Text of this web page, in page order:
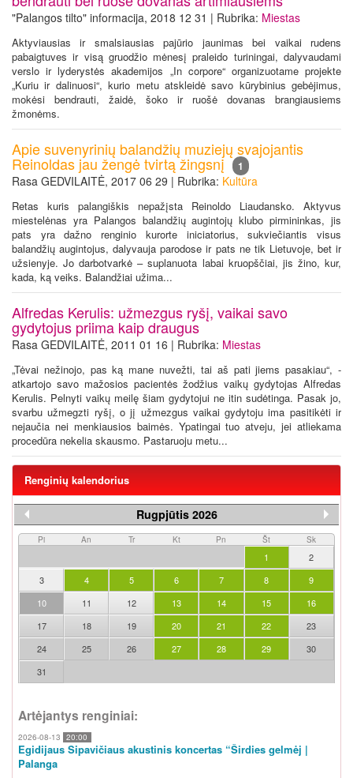
"Palangos tilto" informacija, 2018 12 31 | Rubrika: Miestas
Aktyviausias ir smalsiausias pajūrio jaunimas bei vaikai rudens
pabaigtuves ir visą gruodžio mėnesį praleido turiningai, dalyvaudami
verslo ir lyderystės akademijos „In corpore“ organizuotame projekte
„Kuriu ir dalinuosi“, kurio metu atskleidė savo kūrybinius gebėjimus,
mokėsi bendrauti, žaidė, šoko ir ruošė dovanas brangiausiems
žmonėms.
Apie suvenyrinių balandžių muziejų svajojantis
Reinoldas jau žengė tvirtą žingsnį 1
Rasa GEDVILAITĖ, 2017 06 29 | Rubrika: Kultūra
Retas kuris palangiškis nepažįsta Reinoldo Liaudansko. Aktyvus
miestelėnas yra Palangos balandžių augintojų klubo pirmininkas, jis
pats yra dažno renginio kurorte iniciatorius, sukviečiantis visus
balandžių augintojus, dalyvauja parodose ir pats ne tik Lietuvoje, bet ir
užsienyje. Jo darbotvarkė – suplanuota labai kruopščiai, jis žino, kur,
kada, ką veiks. Balandžiai užima...
Alfredas Kerulis: užmezgus ryšį, vaikai savo
gydytojus priima kaip draugus
Rasa GEDVILAITĖ, 2011 01 16 | Rubrika: Miestas
„Tėvai nežinojo, pas ką mane nuvežti, tai aš pati jiems pasakiau“, -
atkartojo savo mažosios pacientės žodžius vaikų gydytojas Alfredas
Kerulis. Pelnyti vaikų meilę šiam gydytojui ne itin sudėtinga. Pasak jo,
svarbu užmegzti ryšį, o jį užmezgus vaikai gydytoju ima pasitikėti ir
nejaučia nei menkiausios baimės. Ypatingai tuo atveju, jei atliekama
procedūra nekelia skausmo. Pastaruoju metu...
Renginių kalendorius
Rugpjūtis 2026
Pi An Tr Kt Pn Št Sk
1
2
3
4 5 6 7 8
9
10
11 12 13 14 15
16
17
18 19 20 21 22
23
24
25 26 27 28 29
30
31
Artėjantys renginiai:
2026-08-13 20:00
Egidijaus Sipavičiaus akustinis koncertas “Širdies gelmėj |
Palanga